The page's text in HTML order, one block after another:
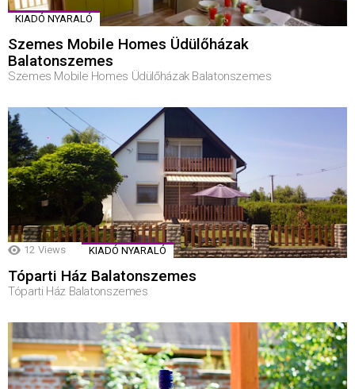
KIADÓ NYARALÓ
Szemes Mobile Homes Üdülőházak
Balatonszemes
Szemes Mobile Homes Üdülőházak Balatonszemes
12 Views KIADÓ NYARALÓ
Tóparti Ház Balatonszemes
Tóparti Ház Balatonszemes